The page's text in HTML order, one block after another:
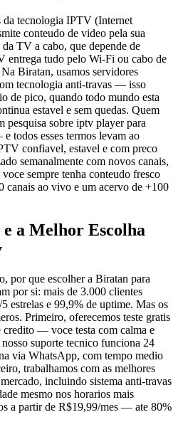
da tecnologia IPTV (Internet
conteudo de video pela sua
TV a cabo, que depende de
entrega tudo pelo Wi-Fi ou cabo de
Biratan, usamos servidores
tecnologia anti-travas — isso
de pico, quando todo mundo esta
estavel e sem quedas. Quem
pesquisa sobre iptv player para
todos esses termos levam ao
confiavel, estavel e com preco
semanalmente com novos canais,
sempre tenha conteudo fresco
canais ao vivo e um acervo de +100
a Melhor Escolha
por que escolher a Biratan para
por si: mais de 3.000 clientes
estrelas e 99,9% de uptime. Mas os
Primeiro, oferecemos teste gratis
credito — voce testa com calma e
suporte tecnico funciona 24
via WhatsApp, com tempo medio
trabalhamos com as melhores
incluindo sistema anti-travas
mesmo nos horarios mais
a partir de R$19,99/mes — ate 80%